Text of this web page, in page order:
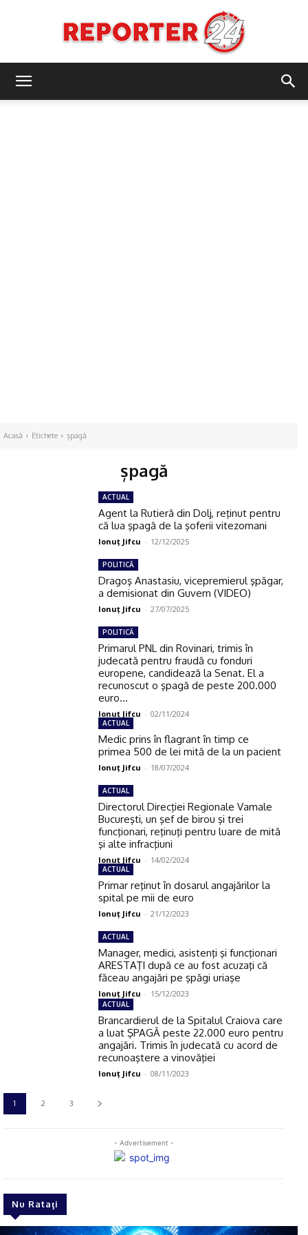
Acasă Etichete șpagă
șpagă
- Advertisement -
Nu Rataţi
ACTUAL
Agent la Rutieră din Dolj, reţinut pentru
că lua şpagă de la şoferii vitezomani
Ionuţ Jifcu - 12/12/2025
POLITICĂ
Dragoş Anastasiu, vicepremierul şpăgar,
a demisionat din Guvern (VIDEO)
Ionuţ Jifcu - 27/07/2025
POLITICĂ
Primarul PNL din Rovinari, trimis în
judecată pentru fraudă cu fonduri
europene, candidează la Senat. El a
recunoscut o şpagă de peste 200.000
euro...
Ionuţ Jifcu - 02/11/2024
ACTUAL
Medic prins în flagrant în timp ce
primea 500 de lei mită de la un pacient
Ionuţ Jifcu - 18/07/2024
ACTUAL
Directorul Direcţiei Regionale Vamale
Bucureşti, un şef de birou şi trei
funcţionari, reţinuţi pentru luare de mită
şi alte infracţiuni
Ionuţ Jifcu - 14/02/2024
ACTUAL
Primar reţinut în dosarul angajărilor la
spital pe mii de euro
Ionuţ Jifcu - 21/12/2023
ACTUAL
Manager, medici, asistenţi şi funcţionari
ARESTAŢI după ce au fost acuzaţi că
făceau angajări pe şpăgi uriaşe
Ionuţ Jifcu - 15/12/2023
ACTUAL
Brancardierul de la Spitalul Craiova care
a luat ŞPAGĂ peste 22.000 euro pentru
angajări. Trimis în judecată cu acord de
recunoaştere a vinovăţiei
Ionuţ Jifcu - 08/11/2023
1 2 3